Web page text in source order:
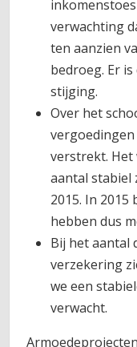
verwachting
ten aanzien
bedroeg. Er
stijging.
Over het
verstrekt. Het
aantal stabiel
2015. In 2015
hebben dus
Bij het aantal
verzekering
we een
verwacht.
Armoedeprojecten